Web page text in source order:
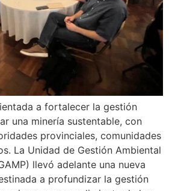
a fortalecer la gestión
una minería sustentable, con
provinciales, comunidades
La Unidad de Gestión Ambiental
llevó adelante una nueva
a profundizar la gestión